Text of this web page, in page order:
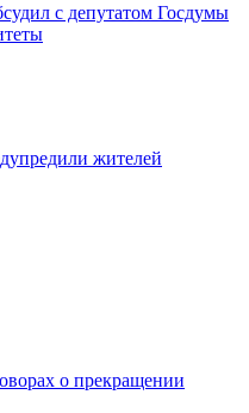
с депутатом Госдумы
жителей
о прекращении